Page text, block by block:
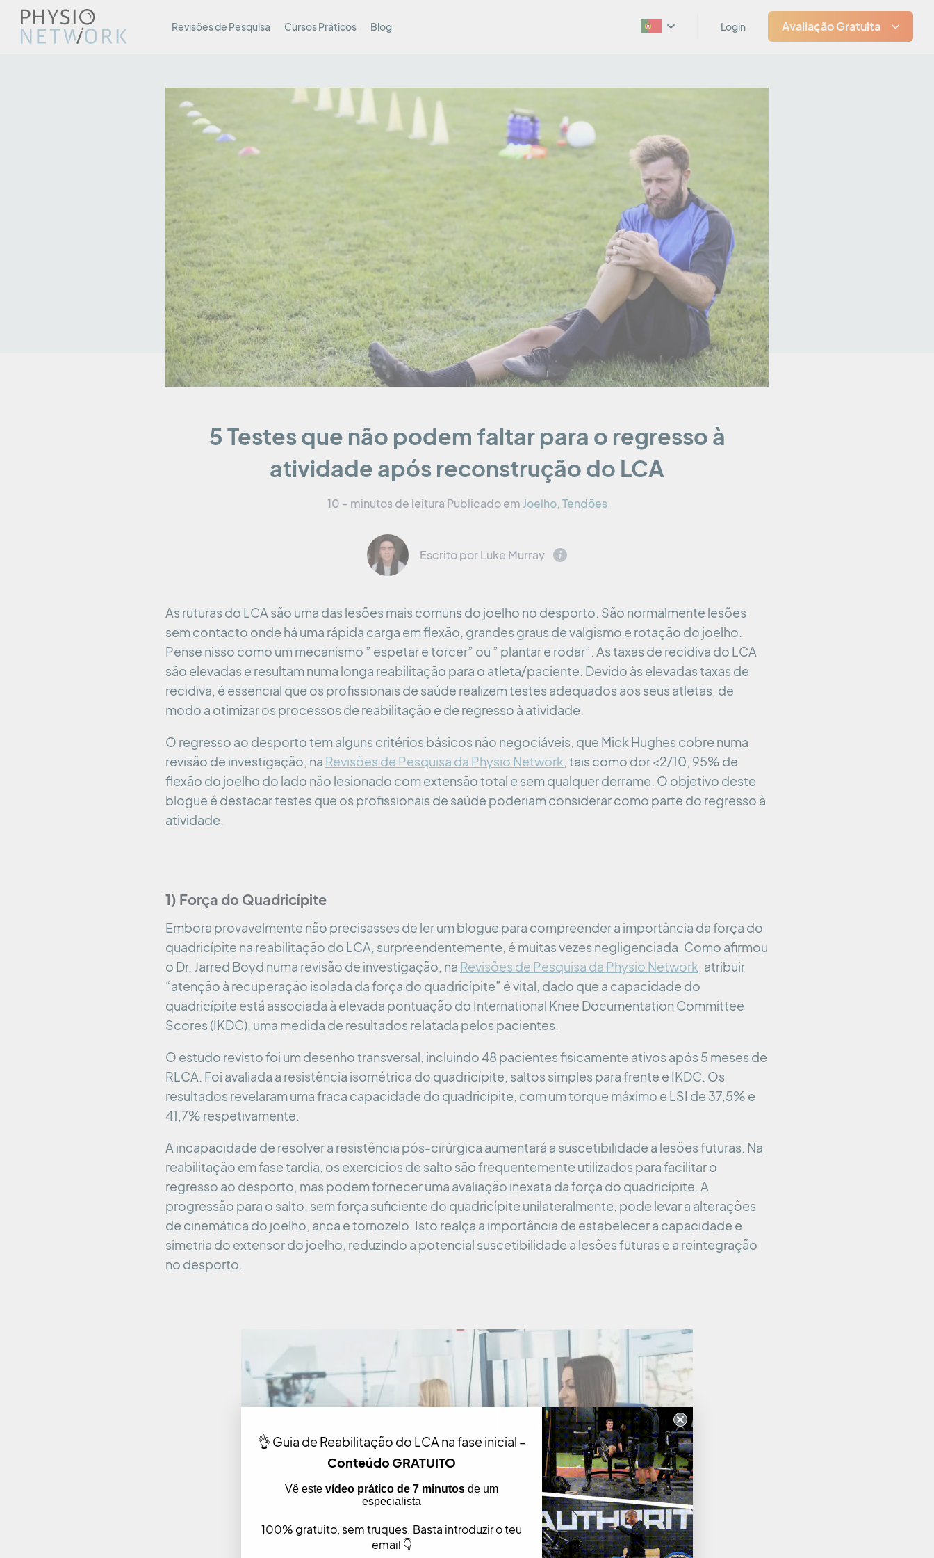
Revisões de Pesquisa Cursos Práticos Blog Login Avaliação Gratuita
5 Testes que não podem faltar para o regresso à
atividade após reconstrução do LCA
10 - minutos de leitura Publicado em Joelho, Tendões
Escrito por Luke Murray
As ruturas do LCA são uma das lesões mais comuns do joelho no desporto. São normalmente lesões
sem contacto onde há uma rápida carga em flexão, grandes graus de valgismo e rotação do joelho.
Pense nisso como um mecanismo ” espetar e torcer” ou ” plantar e rodar”. As taxas de recidiva do LCA
são elevadas e resultam numa longa reabilitação para o atleta/paciente. Devido às elevadas taxas de
recidiva, é essencial que os profissionais de saúde realizem testes adequados aos seus atletas, de
modo a otimizar os processos de reabilitação e de regresso à atividade.
O regresso ao desporto tem alguns critérios básicos não negociáveis, que Mick Hughes cobre numa
revisão de investigação, na Revisões de Pesquisa da Physio Network, tais como dor <2/10, 95% de
flexão do joelho do lado não lesionado com extensão total e sem qualquer derrame. O objetivo deste
blogue é destacar testes que os profissionais de saúde poderiam considerar como parte do regresso à
atividade.
1) Força do Quadricípite
Embora provavelmente não precisasses de ler um blogue para compreender a importância da força do
quadricípite na reabilitação do LCA, surpreendentemente, é muitas vezes negligenciada. Como afirmou
o Dr. Jarred Boyd numa revisão de investigação, na Revisões de Pesquisa da Physio Network, atribuir
“atenção à recuperação isolada da força do quadricípite” é vital, dado que a capacidade do
quadricípite está associada à elevada pontuação do International Knee Documentation Committee
Scores (IKDC), uma medida de resultados relatada pelos pacientes.
O estudo revisto foi um desenho transversal, incluindo 48 pacientes fisicamente ativos após 5 meses de
RLCA. Foi avaliada a resistência isométrica do quadricípite, saltos simples para frente e IKDC. Os
resultados revelaram uma fraca capacidade do quadricípite, com um torque máximo e LSI de 37,5% e
41,7% respetivamente.
A incapacidade de resolver a resistência pós-cirúrgica aumentará a suscetibilidade a lesões futuras. Na
reabilitação em fase tardia, os exercícios de salto são frequentemente utilizados para facilitar o
regresso ao desporto, mas podem fornecer uma avaliação inexata da força do quadricípite. A
progressão para o salto, sem força suficiente do quadricípite unilateralmente, pode levar a alterações
de cinemática do joelho, anca e tornozelo. Isto realça a importância de estabelecer a capacidade e
simetria do extensor do joelho, reduzindo a potencial suscetibilidade a lesões futuras e a reintegração
no desporto.
👌 Guia de Reabilitação do LCA na fase inicial –
Conteúdo GRATUITO
Vê estevídeo prático de 7 minutos de um
especialista
100% gratuito, sem truques. Basta introduzir o teu
email 👇